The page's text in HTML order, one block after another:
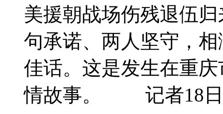
美援朝战场伤残退伍
句承诺、两人坚守，
佳话。这是发生在重
情故事。 记者18日